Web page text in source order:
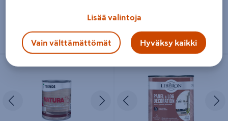
Natura 15 Sisälakka puolihimmeä
Seuraava
Libéron Paneeli- ja hirsisuoja 750ml
White
Edellinen
Lisää valintoja
Vain välttämättömät Hyväksy kaikki